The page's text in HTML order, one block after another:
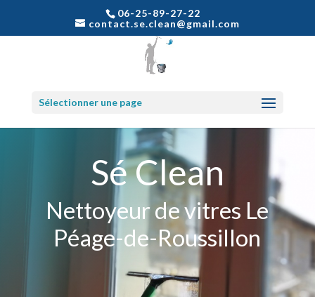
06-25-89-27-22
contact.se.clean@gmail.com
Sélectionner une page
Sé Clean
Nettoyeur de vitres Le
Péage-de-Roussillon